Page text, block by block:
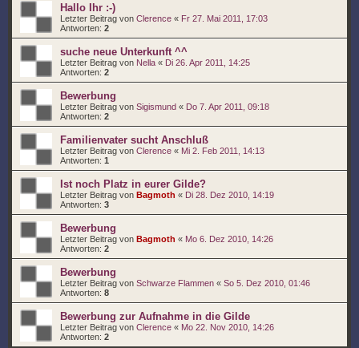
Hallo Ihr :-)
Letzter Beitrag von Clerence « Fr 27. Mai 2011, 17:03
Antworten: 2
suche neue Unterkunft ^^
Letzter Beitrag von Nella « Di 26. Apr 2011, 14:25
Antworten: 2
Bewerbung
Letzter Beitrag von Sigismund « Do 7. Apr 2011, 09:18
Antworten: 2
Familienvater sucht Anschluß
Letzter Beitrag von Clerence « Mi 2. Feb 2011, 14:13
Antworten: 1
Ist noch Platz in eurer Gilde?
Letzter Beitrag von Bagmoth « Di 28. Dez 2010, 14:19
Antworten: 3
Bewerbung
Letzter Beitrag von Bagmoth « Mo 6. Dez 2010, 14:26
Antworten: 2
Bewerbung
Letzter Beitrag von Schwarze Flammen « So 5. Dez 2010, 01:46
Antworten: 8
Bewerbung zur Aufnahme in die Gilde
Letzter Beitrag von Clerence « Mo 22. Nov 2010, 14:26
Antworten: 2